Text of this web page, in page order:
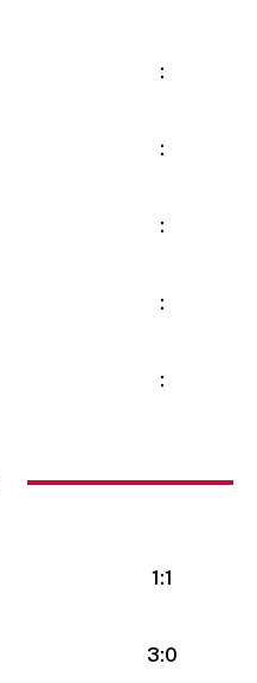
:
:
:
:
:
1:1
3:0